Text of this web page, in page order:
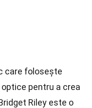
care folosește
pentru a crea
Riley este o